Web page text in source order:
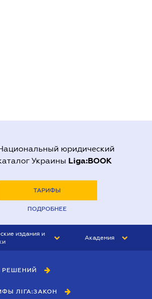
юридический
Украины Liga:BOOK
ТАРИФЫ
ПОДРОБНЕЕ
издания и
МСФО
Академия
РЕШЕНИЙ
ЛІГА:ЗАКОН